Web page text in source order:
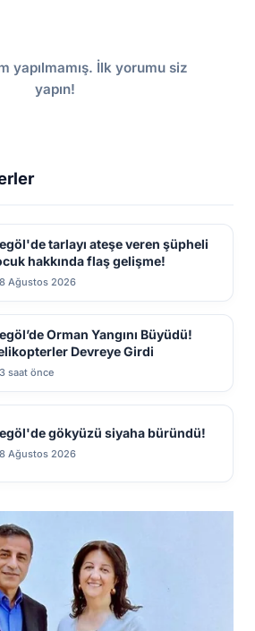
yapılmamış. İlk yorumu siz
yapın!
tarlayı ateşe veren şüpheli
hakkında flaş gelişme!
Ağustos 2026
Orman Yangını Büyüdü!
Devreye Girdi
saat önce
gökyüzü siyaha büründü!
Ağustos 2026